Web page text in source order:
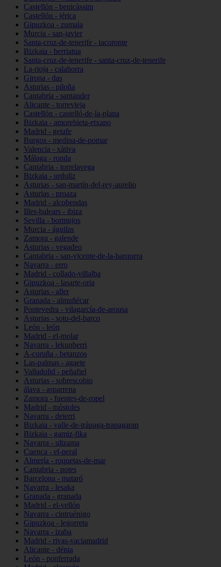
Castellón - benicàssim
Castellón - jérica
Gipuzkoa - zumaia
Murcia - san-javier
Santa-cruz-de-tenerife - tacoronte
Bizkaia - berriatua
Santa-cruz-de-tenerife - santa-cruz-de-tenerife
La-rioja - calahorra
Girona - das
Asturias - piloña
Cantabria - santander
Alicante - torrevieja
Castellón - castelló-de-la-plana
Bizkaia - amorebieta-etxano
Madrid - getafe
Burgos - medina-de-pomar
Valencia - xàtiva
Málaga - ronda
Cantabria - torrelavega
Bizkaia - urduliz
Asturias - san-martín-del-rey-aurelio
Asturias - proaza
Madrid - alcobendas
Illes-balears - ibiza
Sevilla - bormujos
Murcia - águilas
Zamora - galende
Asturias - vegadeo
Cantabria - san-vicente-de-la-barquera
Navarra - erro
Madrid - collado-villalba
Gipuzkoa - lasarte-oria
Asturias - aller
Granada - almuñécar
Pontevedra - vilagarcía-de-arousa
Asturias - soto-del-barco
León - león
Madrid - el-molar
Navarra - lekunberri
A-coruña - betanzos
Las-palmas - agaete
Valladolid - peñafiel
Asturias - sobrescobio
álava - asparrena
Zamora - fuentes-de-ropel
Madrid - móstoles
Navarra - deierri
Bizkaia - valle-de-trápaga-trapagaran
Bizkaia - gamiz-fika
Navarra - ultzama
Cuenca - el-peral
Almería - roquetas-de-mar
Cantabria - potes
Barcelona - mataró
Navarra - lesaka
Granada - granada
Madrid - el-vellón
Navarra - cintruénigo
Gipuzkoa - legorreta
Navarra - izaba
Madrid - rivas-vaciamadrid
Alicante - dénia
León - ponferrada